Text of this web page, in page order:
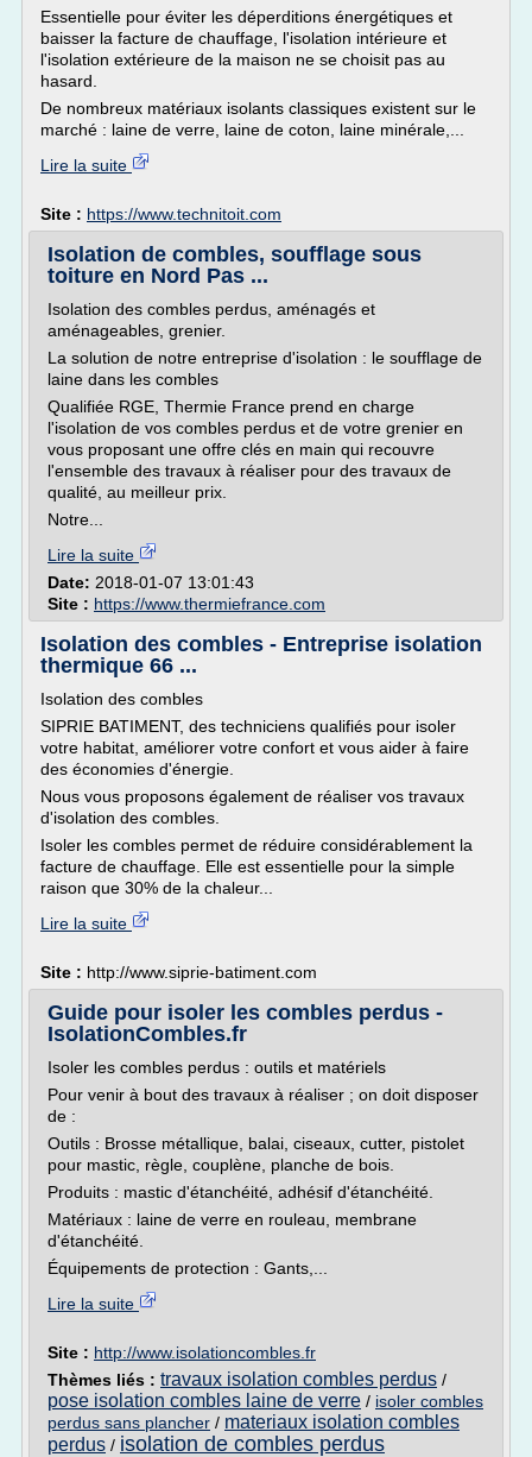
Essentielle pour éviter les déperditions énergétiques et
baisser la facture de chauffage, l'isolation intérieure et
l'isolation extérieure de la maison ne se choisit pas au
hasard.
De nombreux matériaux isolants classiques existent sur le
marché : laine de verre, laine de coton, laine minérale,...
Lire la suite
Site : https://www.technitoit.com
Isolation de combles, soufflage sous
toiture en Nord Pas ...
Isolation des combles perdus, aménagés et
aménageables, grenier.
La solution de notre entreprise d'isolation : le soufflage de
laine dans les combles
Qualifiée RGE, Thermie France prend en charge
l'isolation de vos combles perdus et de votre grenier en
vous proposant une offre clés en main qui recouvre
l'ensemble des travaux à réaliser pour des travaux de
qualité, au meilleur prix.
Notre...
Lire la suite
Date: 2018-01-07 13:01:43
Site : https://www.thermiefrance.com
Isolation des combles - Entreprise isolation
thermique 66 ...
Isolation des combles
SIPRIE BATIMENT, des techniciens qualifiés pour isoler
votre habitat, améliorer votre confort et vous aider à faire
des économies d'énergie.
Nous vous proposons également de réaliser vos travaux
d'isolation des combles.
Isoler les combles permet de réduire considérablement la
facture de chauffage. Elle est essentielle pour la simple
raison que 30% de la chaleur...
Lire la suite
Site : http://www.siprie-batiment.com
Guide pour isoler les combles perdus -
IsolationCombles.fr
Isoler les combles perdus : outils et matériels
Pour venir à bout des travaux à réaliser ; on doit disposer
de :
Outils : Brosse métallique, balai, ciseaux, cutter, pistolet
pour mastic, règle, couplène, planche de bois.
Produits : mastic d'étanchéité, adhésif d'étanchéité.
Matériaux : laine de verre en rouleau, membrane
d'étanchéité.
Équipements de protection : Gants,...
Lire la suite
Site : http://www.isolationcombles.fr
Thèmes liés : travaux isolation combles perdus /
pose isolation combles laine de verre / isoler combles
perdus sans plancher / materiaux isolation combles
perdus / isolation de combles perdus